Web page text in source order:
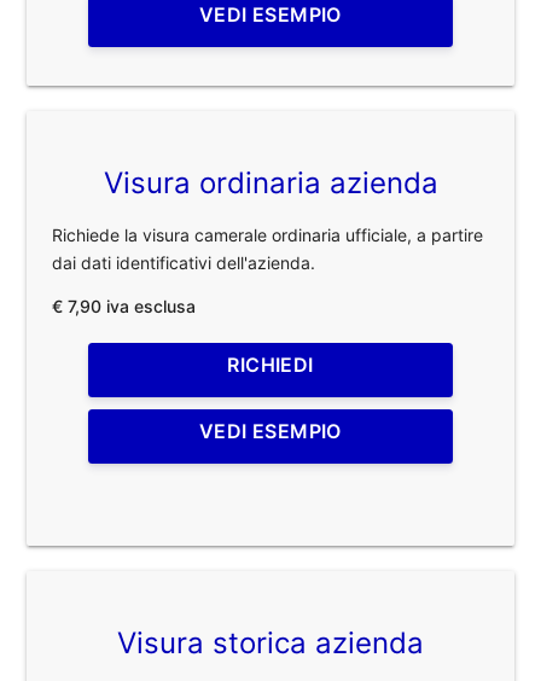
VEDI ESEMPIO
Visura ordinaria azienda
Richiede la visura camerale ordinaria ufficiale, a partire
dai dati identificativi dell'azienda.
€ 7,90 iva esclusa
RICHIEDI
VEDI ESEMPIO
Visura storica azienda